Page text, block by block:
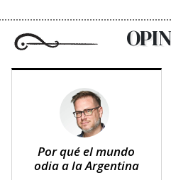
Por qué el mundo
odia a la Argentina